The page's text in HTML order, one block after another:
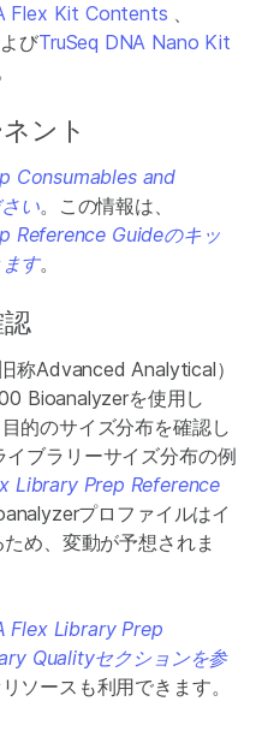
Flex Kit Contents 、
びTruSeq DNA Nano Kit
ント
Consumables and
い。この情報は、
Reference Guideのキッ
す。
称Advanced Analytical）
Bioanalyzerを使用し
的のサイズ分布を確認し
ブラリーサイズ分布の例
Library Prep Reference
プロファイルはイ
め、変動が予想されま
Flex Library Prep
Qualityセクションを参
ソースも利用できます。